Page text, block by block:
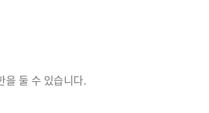
을 둘 수 있습니다.